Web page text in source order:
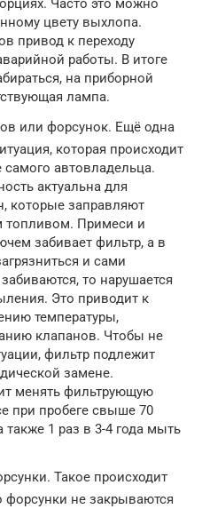
Часто это можно
цвету выхлопа.
привод к переходу
работы. В итоге
на приборной
лампа.
или форсунок. Ещё одна
которая происходит
автовладельца.
актуальна для
которые заправляют
топливом. Примеси и
забивает фильтр, а в
и сами
то нарушается
Это приводит к
температуры,
клапанов. Чтобы не
фильтр подлежит
замене.
менять фильтрующую
при пробеге свыше 70
1 раз в 3-4 года мыть
Такое происходит
форсунки не закрываются